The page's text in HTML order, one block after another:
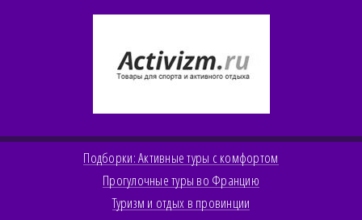
Подборки: Активные туры с комфортом
Прогулочные туры во Францию
Туризм и отдых в провинции